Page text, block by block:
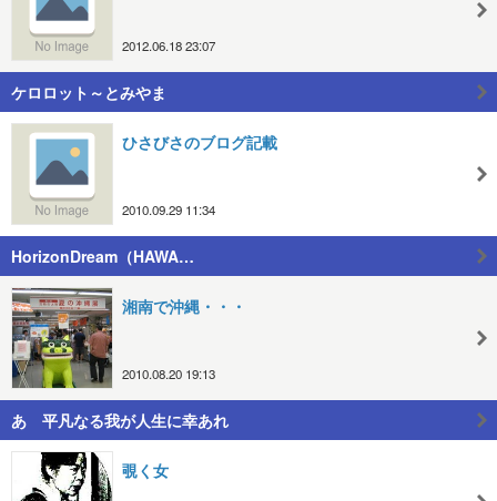
2012.06.18 23:07
ケロロット～とみやま
ひさびさのブログ記載
2010.09.29 11:34
HorizonDream（HAWA…
湘南で沖縄・・・
2010.08.20 19:13
あゝ平凡なる我が人生に幸あれ
覗く女